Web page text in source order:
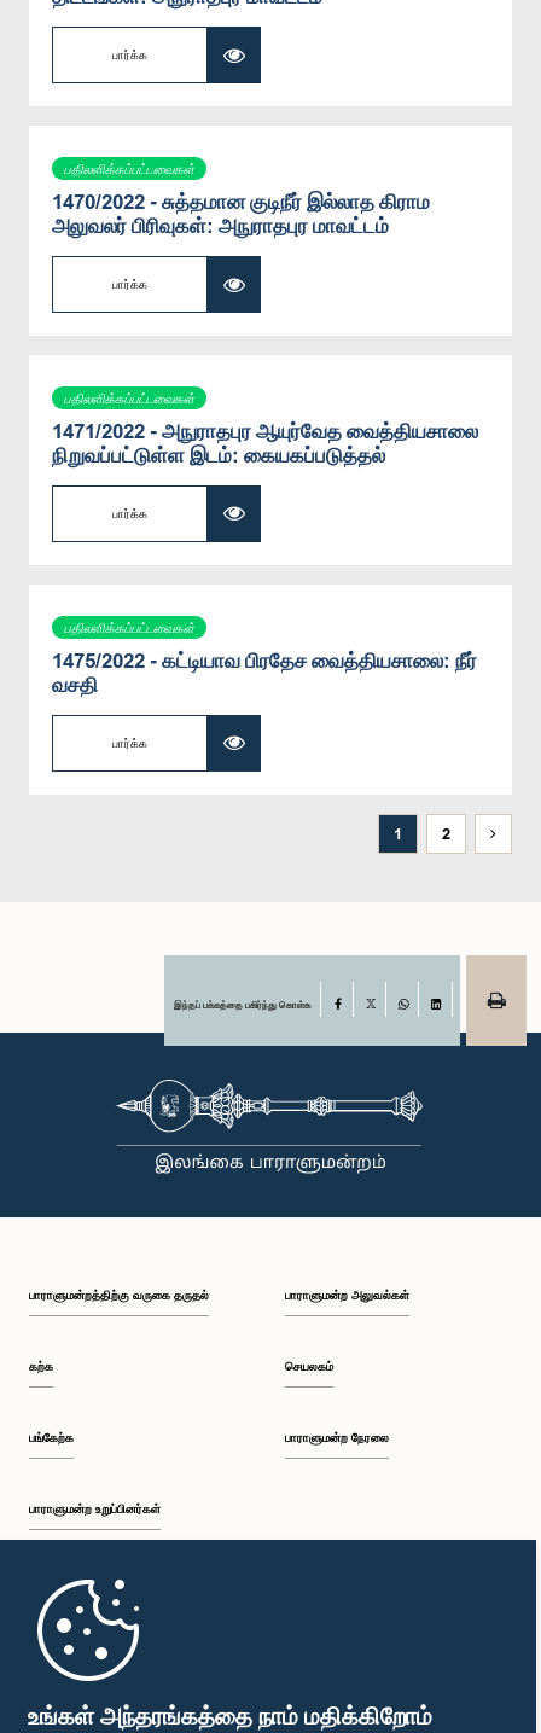
உங்கள் அந்தரங்கத்தை நாம் மதிக்கிறோம்
பார்க்க
பதிலளிக்கப்பட்டவைகள்
1470/2022 - சுத்தமான குடிநீர் இல்லாத கிராம
அலுவலர் பிரிவுகள்: அநுராதபுர மாவட்டம்
பார்க்க
பதிலளிக்கப்பட்டவைகள்
1471/2022 - அநுராதபுர ஆயுர்வேத வைத்தியசாலை
நிறுவப்பட்டுள்ள இடம்: கையகப்படுத்தல்
பார்க்க
பதிலளிக்கப்பட்டவைகள்
1475/2022 - கட்டியாவ பிரதேச வைத்தியசாலை: நீர்
வசதி
பார்க்க
1 2
இந்தப் பக்கத்தை பகிர்ந்து கொள்க Facebook
பாராளுமன்றத்திற்கு வருகை தருதல்
கற்க
பங்கேற்க
பாராளுமன்ற உறுப்பினர்கள்
முதற்பக்கம்
பாராளுமன்ற அலுவல்கள்
செயலகம்
பாராளுமன்ற நேரலை
பாராளுமன்ற கையடக்க செயலி